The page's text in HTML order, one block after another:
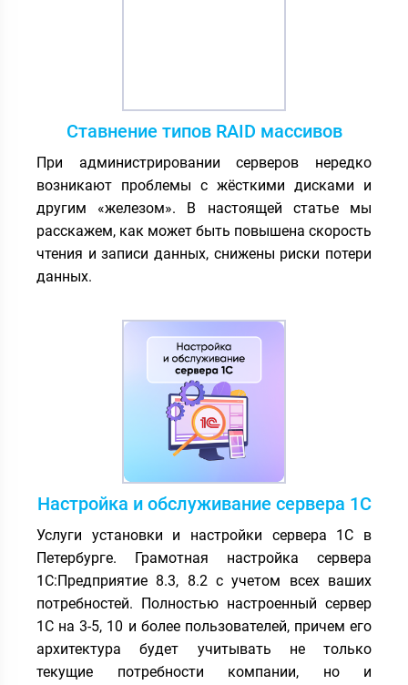
Ставнение типов RAID массивов
При администрировании серверов нередко
возникают проблемы с жёсткими дисками и
другим «железом». В настоящей статье мы
расскажем, как может быть повышена скорость
чтения и записи данных, снижены риски потери
данных.
Настройка и обслуживание сервера 1С
Услуги установки и настройки сервера 1С в
Петербурге. Грамотная настройка сервера
1С:Предприятие 8.3, 8.2 с учетом всех ваших
потребностей. Полностью настроенный сервер
1С на 3-5, 10 и более пользователей, причем его
архитектура будет учитывать не только
текущие потребности компании, но и